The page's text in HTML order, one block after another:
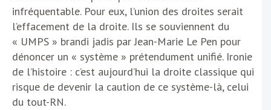
infréquentable. Pour eux, l’union des droites serait
l’effacement de la droite. Ils se souviennent du
« UMPS » brandi jadis par Jean-Marie Le Pen pour
dénoncer un « système » prétendument unifié. Ironie
de l’histoire : c’est aujourd’hui la droite classique qui
risque de devenir la caution de ce système-là, celui
du tout-RN.